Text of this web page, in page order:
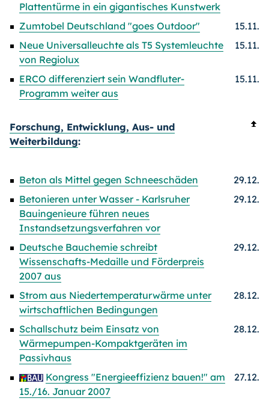
Plattentürme in ein gigantisches Kunstwerk
Zumtobel Deutschland "goes Outdoor"
15.11.
Neue Universalleuchte als T5 Systemleuchte
von Regiolux
15.11.
ERCO differenziert sein Wandfluter-
Programm weiter aus
15.11.
Forschung, Entwicklung, Aus- und
Weiterbildung:
Beton als Mittel gegen Schneeschäden
29.12.
Betonieren unter Wasser - Karlsruher
Bauingenieure führen neues
Instandsetzungsverfahren vor
29.12.
Deutsche Bauchemie schreibt
Wissenschafts-Medaille und Förderpreis
2007 aus
29.12.
Strom aus Niedertemperaturwärme unter
wirtschaftlichen Bedingungen
28.12.
Schallschutz beim Einsatz von
Wärmepumpen-Kompaktgeräten im
Passivhaus
28.12.
Kongress "Energieeffizienz bauen!" am
15./16. Januar 2007
27.12.